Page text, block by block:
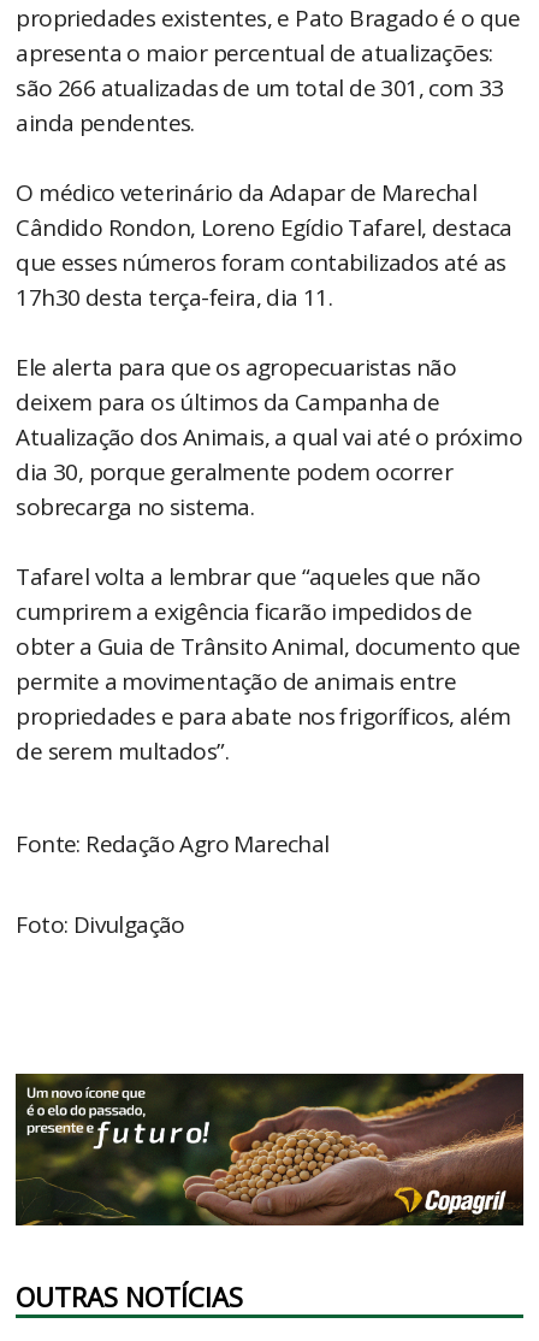
propriedades existentes, e Pato Bragado é o que
apresenta o maior percentual de atualizações:
são 266 atualizadas de um total de 301, com 33
ainda pendentes.
O médico veterinário da Adapar de Marechal
Cândido Rondon, Loreno Egídio Tafarel, destaca
que esses números foram contabilizados até as
17h30 desta terça-feira, dia 11.
Ele alerta para que os agropecuaristas não
deixem para os últimos da Campanha de
Atualização dos Animais, a qual vai até o próximo
dia 30, porque geralmente podem ocorrer
sobrecarga no sistema.
Tafarel volta a lembrar que “aqueles que não
cumprirem a exigência ficarão impedidos de
obter a Guia de Trânsito Animal, documento que
permite a movimentação de animais entre
propriedades e para abate nos frigoríficos, além
de serem multados”.
Fonte: Redação Agro Marechal
Foto: Divulgação
OUTRAS NOTÍCIAS